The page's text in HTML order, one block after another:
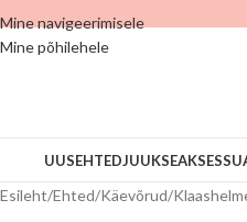
Mine navigeerimisele
Mine põhilehele
UUSEHTED
Esileht/Ehted/Käevõrud/